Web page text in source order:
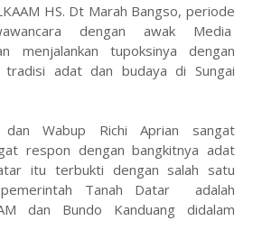
HS. Dt Marah Bangso, periode
dengan awak Media
menjalankan tupoksinya dengan
tradisi adat dan budaya di Sungai
Wabup Richi Aprian sangat
respon dengan bangkitnya adat
itu terbukti dengan salah satu
Tanah Datar adalah
dan Bundo Kanduang didalam